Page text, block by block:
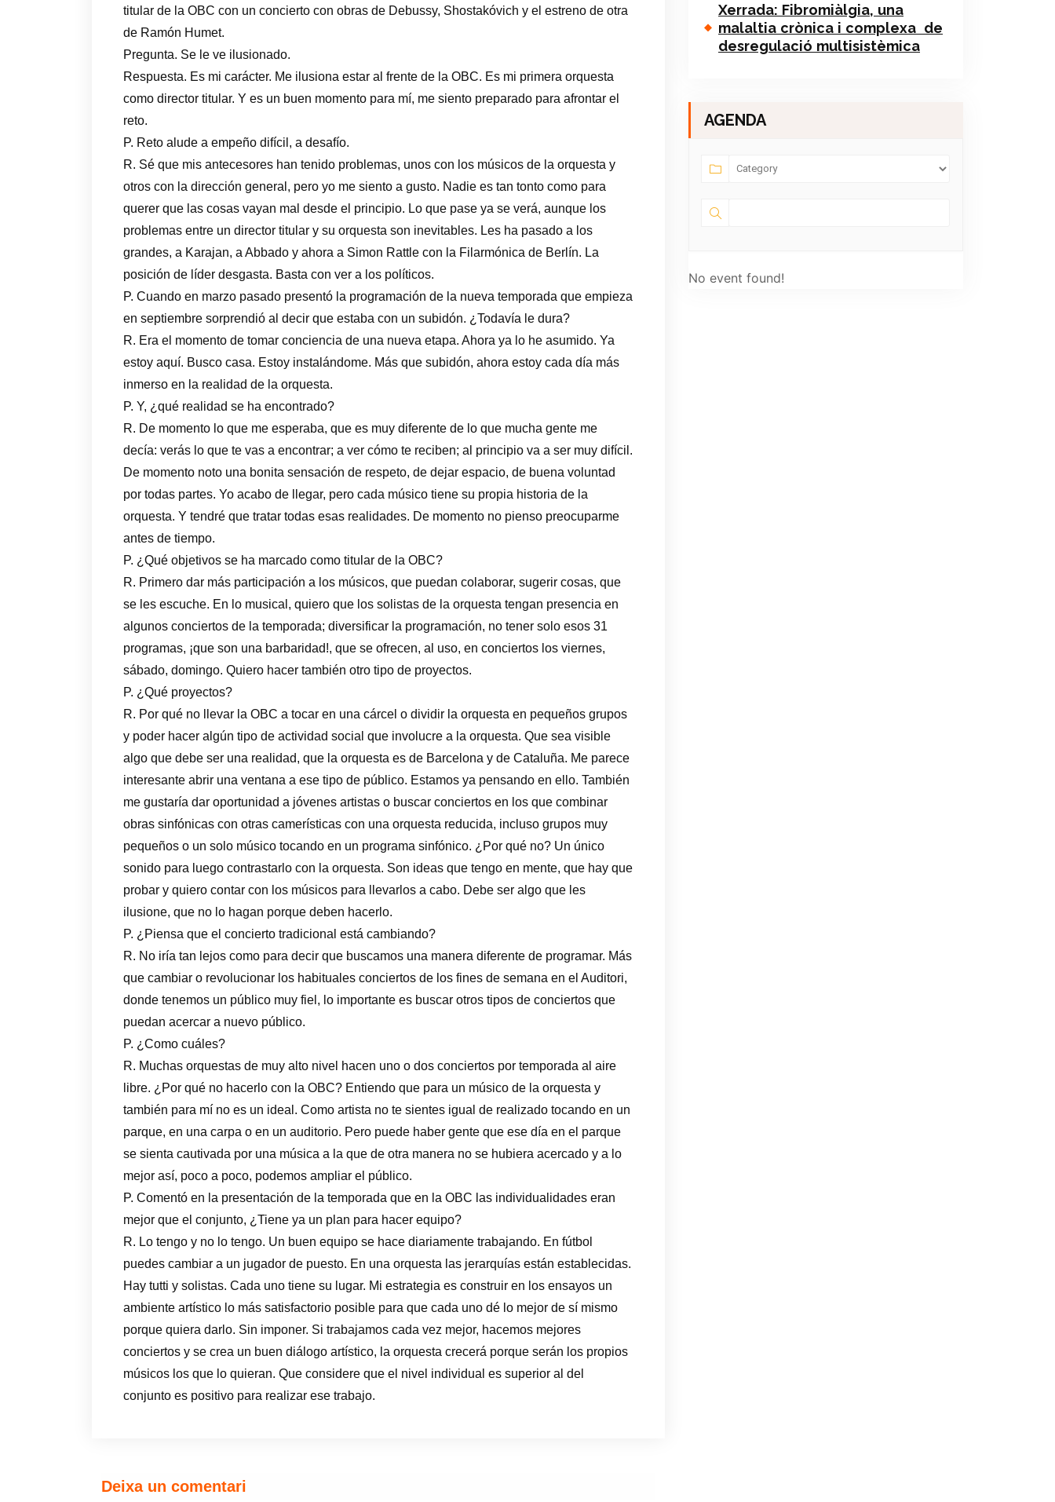
titular de la OBC con un concierto con obras de Debussy, Shostakóvich y el estreno de otra
de Ramón Humet.
Pregunta. Se le ve ilusionado.
Respuesta. Es mi carácter. Me ilusiona estar al frente de la OBC. Es mi primera orquesta
como director titular. Y es un buen momento para mí, me siento preparado para afrontar el
reto.
P. Reto alude a empeño difícil, a desafío.
R. Sé que mis antecesores han tenido problemas, unos con los músicos de la orquesta y
otros con la dirección general, pero yo me siento a gusto. Nadie es tan tonto como para
querer que las cosas vayan mal desde el principio. Lo que pase ya se verá, aunque los
problemas entre un director titular y su orquesta son inevitables. Les ha pasado a los
grandes, a Karajan, a Abbado y ahora a Simon Rattle con la Filarmónica de Berlín. La
posición de líder desgasta. Basta con ver a los políticos.
P. Cuando en marzo pasado presentó la programación de la nueva temporada que empieza
en septiembre sorprendió al decir que estaba con un subidón. ¿Todavía le dura?
R. Era el momento de tomar conciencia de una nueva etapa. Ahora ya lo he asumido. Ya
estoy aquí. Busco casa. Estoy instalándome. Más que subidón, ahora estoy cada día más
inmerso en la realidad de la orquesta.
P. Y, ¿qué realidad se ha encontrado?
R. De momento lo que me esperaba, que es muy diferente de lo que mucha gente me
decía: verás lo que te vas a encontrar; a ver cómo te reciben; al principio va a ser muy difícil.
De momento noto una bonita sensación de respeto, de dejar espacio, de buena voluntad
por todas partes. Yo acabo de llegar, pero cada músico tiene su propia historia de la
orquesta. Y tendré que tratar todas esas realidades. De momento no pienso preocuparme
antes de tiempo.
P. ¿Qué objetivos se ha marcado como titular de la OBC?
R. Primero dar más participación a los músicos, que puedan colaborar, sugerir cosas, que
se les escuche. En lo musical, quiero que los solistas de la orquesta tengan presencia en
algunos conciertos de la temporada; diversificar la programación, no tener solo esos 31
programas, ¡que son una barbaridad!, que se ofrecen, al uso, en conciertos los viernes,
sábado, domingo. Quiero hacer también otro tipo de proyectos.
P. ¿Qué proyectos?
R. Por qué no llevar la OBC a tocar en una cárcel o dividir la orquesta en pequeños grupos
y poder hacer algún tipo de actividad social que involucre a la orquesta. Que sea visible
algo que debe ser una realidad, que la orquesta es de Barcelona y de Cataluña. Me parece
interesante abrir una ventana a ese tipo de público. Estamos ya pensando en ello. También
me gustaría dar oportunidad a jóvenes artistas o buscar conciertos en los que combinar
obras sinfónicas con otras camerísticas con una orquesta reducida, incluso grupos muy
pequeños o un solo músico tocando en un programa sinfónico. ¿Por qué no? Un único
sonido para luego contrastarlo con la orquesta. Son ideas que tengo en mente, que hay que
probar y quiero contar con los músicos para llevarlos a cabo. Debe ser algo que les
ilusione, que no lo hagan porque deben hacerlo.
P. ¿Piensa que el concierto tradicional está cambiando?
R. No iría tan lejos como para decir que buscamos una manera diferente de programar. Más
que cambiar o revolucionar los habituales conciertos de los fines de semana en el Auditori,
donde tenemos un público muy fiel, lo importante es buscar otros tipos de conciertos que
puedan acercar a nuevo público.
P. ¿Como cuáles?
R. Muchas orquestas de muy alto nivel hacen uno o dos conciertos por temporada al aire
libre. ¿Por qué no hacerlo con la OBC? Entiendo que para un músico de la orquesta y
también para mí no es un ideal. Como artista no te sientes igual de realizado tocando en un
parque, en una carpa o en un auditorio. Pero puede haber gente que ese día en el parque
se sienta cautivada por una música a la que de otra manera no se hubiera acercado y a lo
mejor así, poco a poco, podemos ampliar el público.
P. Comentó en la presentación de la temporada que en la OBC las individualidades eran
mejor que el conjunto, ¿Tiene ya un plan para hacer equipo?
R. Lo tengo y no lo tengo. Un buen equipo se hace diariamente trabajando. En fútbol
puedes cambiar a un jugador de puesto. En una orquesta las jerarquías están establecidas.
Hay tutti y solistas. Cada uno tiene su lugar. Mi estrategia es construir en los ensayos un
ambiente artístico lo más satisfactorio posible para que cada uno dé lo mejor de sí mismo
porque quiera darlo. Sin imponer. Si trabajamos cada vez mejor, hacemos mejores
conciertos y se crea un buen diálogo artístico, la orquesta crecerá porque serán los propios
músicos los que lo quieran. Que considere que el nivel individual es superior al del
conjunto es positivo para realizar ese trabajo.
Deixa un comentari
Xerrada: Fibromiàlgia, una
malaltia crònica i complexa de
desregulació multisistèmica
AGENDA
No event found!